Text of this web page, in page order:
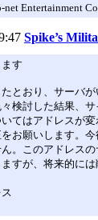
net Entertainment
Spike’s
す
とおり、サーバ
検討した結果、
てはアドレスが
お願いします。
。このアドレスの
すが、将来的に